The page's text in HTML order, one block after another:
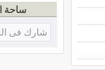
ساحة
شارك فى